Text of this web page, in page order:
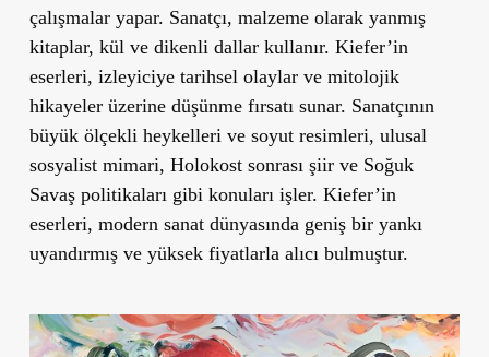
çalışmalar yapar. Sanatçı, malzeme olarak yanmış
kitaplar, kül ve dikenli dallar kullanır. Kiefer’in
eserleri, izleyiciye tarihsel olaylar ve mitolojik
hikayeler üzerine düşünme fırsatı sunar. Sanatçının
büyük ölçekli heykelleri ve soyut resimleri, ulusal
sosyalist mimari, Holokost sonrası şiir ve Soğuk
Savaş politikaları gibi konuları işler. Kiefer’in
eserleri, modern sanat dünyasında geniş bir yankı
uyandırmış ve yüksek fiyatlarla alıcı bulmuştur.